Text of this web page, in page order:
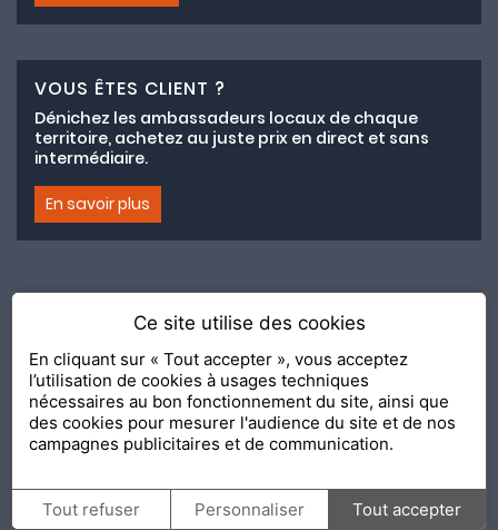
VOUS ÊTES CLIENT ?
Dénichez les ambassadeurs locaux de chaque
territoire, achetez au juste prix en direct et sans
intermédiaire.
En savoir plus
Adhésion au collectif lemeilleurchezvous.com
Nous contacter Nos Ambassadeurs Présentation
2020 Le Meilleur Chez Vous, édité parAPI & YOU| Agence
conseil & communication Editeur de la solution Console
Shop and Go
Confidentialité Mentions légales
Personnalisation des cookies
Ce site utilise des cookies
En cliquant sur « Tout accepter », vous acceptez
l’utilisation de cookies à usages techniques
nécessaires au bon fonctionnement du site, ainsi que
des cookies pour mesurer l'audience du site et de nos
campagnes publicitaires et de communication.
Tout refuser Personnaliser Tout accepter